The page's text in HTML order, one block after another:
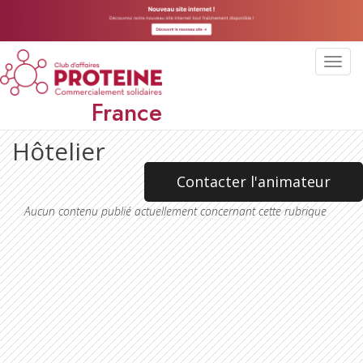
France
Hôtelier
Contacter l'animateur
Aucun contenu publié actuellement concernant cette rubrique